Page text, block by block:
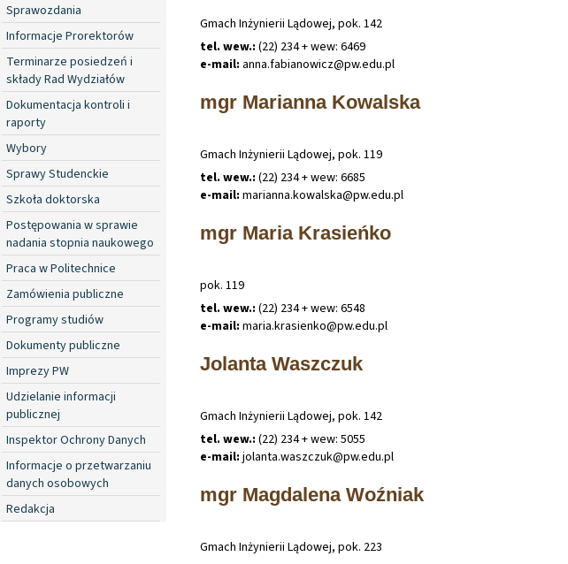
Sprawozdania
Informacje Prorektorów
Terminarze posiedzeń i
składy Rad Wydziałów
Dokumentacja kontroli i
raporty
Wybory
Sprawy Studenckie
Szkoła doktorska
Postępowania w sprawie
nadania stopnia naukowego
Praca w Politechnice
Zamówienia publiczne
Programy studiów
Dokumenty publiczne
Imprezy PW
Udzielanie informacji
publicznej
Inspektor Ochrony Danych
Informacje o przetwarzaniu
danych osobowych
Redakcja
Gmach Inżynierii Lądowej, pok. 142
tel. wew.: (22) 234 + wew: 6469
e-mail: anna.fabianowicz@pw.edu.pl
mgr Marianna Kowalska
Gmach Inżynierii Lądowej, pok. 119
tel. wew.: (22) 234 + wew: 6685
e-mail: marianna.kowalska@pw.edu.pl
mgr Maria Krasieńko
pok. 119
tel. wew.: (22) 234 + wew: 6548
e-mail: maria.krasienko@pw.edu.pl
Jolanta Waszczuk
Gmach Inżynierii Lądowej, pok. 142
tel. wew.: (22) 234 + wew: 5055
e-mail: jolanta.waszczuk@pw.edu.pl
mgr Magdalena Woźniak
Gmach Inżynierii Lądowej, pok. 223